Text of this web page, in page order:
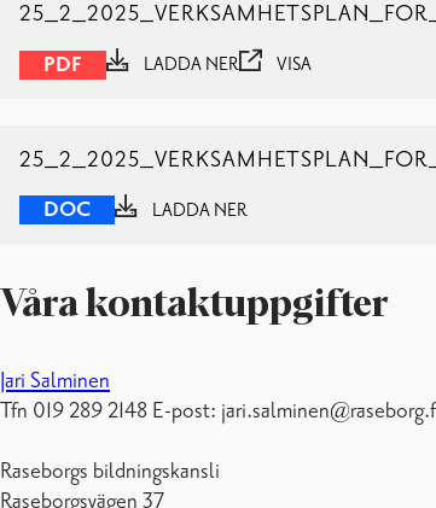
PDF LADDA NER VISA
DOC LADDA NER
Våra kontaktuppgifter
Jari Salminen
Tfn 019 289 2148 E-post:
Raseborgs bildningskansli
Raseborgsvägen 37